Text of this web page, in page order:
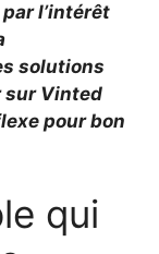
l’intérêt
solutions
sur Vinted
pour bon
qui